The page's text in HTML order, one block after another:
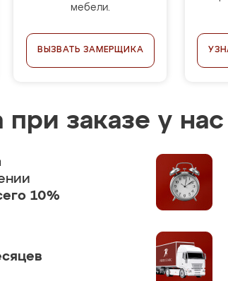
мебели.
ВЫЗВАТЬ ЗАМЕРЩИКА
при заказе у нас
10%